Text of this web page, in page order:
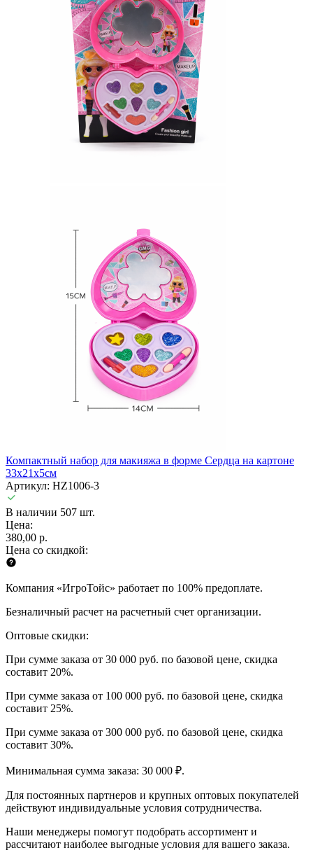
Компактный набор для макияжа в форме Сердца на картоне
33х21х5см
Артикул: HZ1006-3
В наличии 507 шт.
Цена:
380,00 р.
Цена со скидкой:
Компания «ИгроТойс» работает по 100% предоплате.
Безналичный расчет на расчетный счет организации.
Оптовые скидки:
При сумме заказа от 30 000 руб. по базовой цене, скидка
составит 20%.
При сумме заказа от 100 000 руб. по базовой цене, скидка
составит 25%.
При сумме заказа от 300 000 руб. по базовой цене, скидка
составит 30%.
Минимальная сумма заказа: 30 000 ₽.
Для постоянных партнеров и крупных оптовых покупателей
действуют индивидуальные условия сотрудничества.
Наши менеджеры помогут подобрать ассортимент и
рассчитают наиболее выгодные условия для вашего заказа.